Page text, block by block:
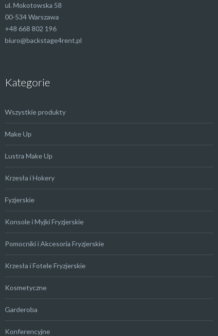
ul. Mokotowska 58
00-534 Warszawa
+48 668 802 196
biuro@backstage4rent.pl
Kategorie
Wszystkie produkty
Make Up
Lustra Make Up
Krzesła i Hokery
Fyzjerskie
Konsole i Myjki Fryzjerskie
Pomocniki i Akcesoria Fryzjerskie
Krzesła i Fotele Fryzjerskie
Kosmetyczne
Garderoba
Konferencyjne